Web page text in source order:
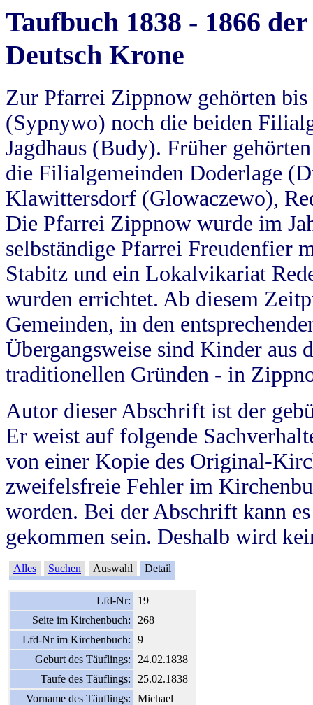
Taufbuch 1838 - 1866
Deutsch Krone
Zur Pfarrei Zippnow gehörten
(Sypnywo) noch die beiden
Jagdhaus (Budy). Früher
die Filialgemeinden Doderlage
Klawittersdorf (Glowaczewo),
Die Pfarrei Zippnow wurde im
selbständige Pfarrei Freudenfier
Stabitz und ein Lokalvikariat
wurden errichtet. Ab diesem
Gemeinden, in den
Übergangsweise sind Kinder aus
traditionellen Gründen - in
Autor dieser Abschrift ist der
Er weist auf folgende
von einer Kopie des Original-
zweifelsfreie Fehler im
worden. Bei der Abschrift kann
gekommen sein. Deshalb wird
Alles Suchen Auswahl Detail
Lfd-Nr:
19
Seite im Kirchenbuch:
268
Lfd-Nr im Kirchenbuch:
9
Geburt des Täuflings:
24.02.1838
Taufe des Täuflings:
25.02.1838
Vorname des Täuflings:
Michael